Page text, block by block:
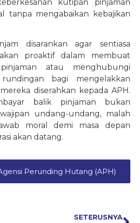
kutipan pinjaman
tanpa mengabaikan kebajikan
disarankan agar sentiasa
proaktif dalam membuat
atau menghubungi
bagi mengelakkan
diserahkan kepada APH.
balik pinjaman bukan
undang-undang, malah
moral demi masa depan
akan datang.
Perunding Hutang (APH)
SETERUSNYA